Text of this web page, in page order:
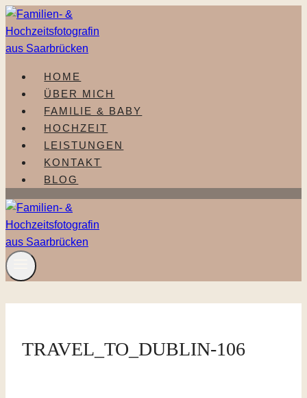
Zum
Inhalt
springen
HOME
ÜBER MICH
FAMILIE & BABY
HOCHZEIT
LEISTUNGEN
KONTAKT
BLOG
TRAVEL_TO_DUBLIN-106